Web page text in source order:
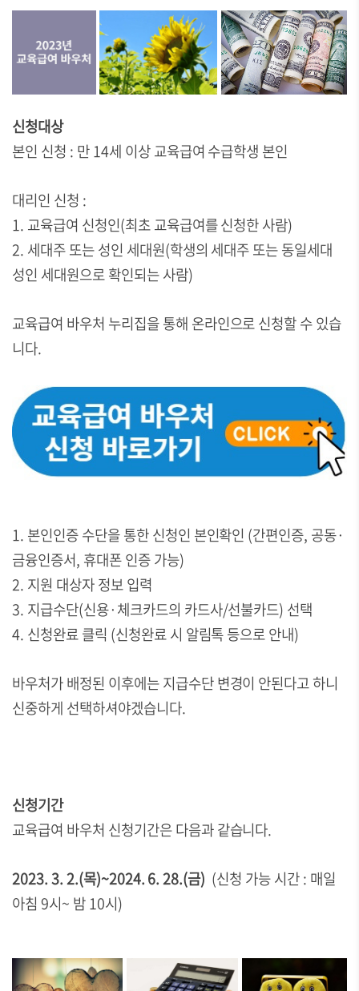
신청대상
본인 신청 : 만 14세 이상 교육급여 수급학생 본인
대리인 신청 :
1. 교육급여 신청인(최초 교육급여를 신청한 사람)
2. 세대주 또는 성인 세대원(학생의 세대주 또는 동일세대
성인 세대원으로 확인되는 사람)
교육급여 바우처 누리집을 통해 온라인으로 신청할 수 있습
니다.
1. 본인인증 수단을 통한 신청인 본인확인 (간편인증, 공동·
금융인증서, 휴대폰 인증 가능)
2. 지원 대상자 정보 입력
3. 지급수단(신용·체크카드의 카드사/선불카드) 선택
4. 신청완료 클릭 (신청완료 시 알림톡 등으로 안내)
바우처가 배정된 이후에는 지급수단 변경이 안된다고 하니
신중하게 선택하셔야겠습니다.
신청기간
교육급여 바우처 신청기간은 다음과 같습니다.
2023. 3. 2.(목)~2024. 6. 28.(금) (신청 가능 시간 : 매일
아침 9시~ 밤 10시)